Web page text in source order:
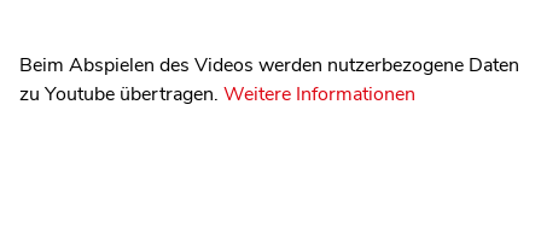
Beim Abspielen des Videos werden nutzerbezogene Daten
zu Youtube übertragen. Weitere Informationen